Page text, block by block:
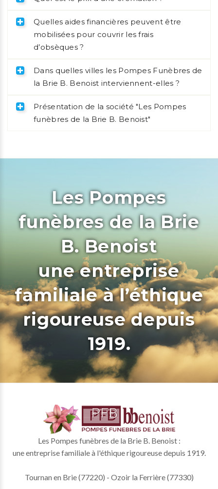
Quelles aides financières peuvent être
mobilisées pour couvrir les frais
d’obsèques ?
Dans quelles villes les Pompes Funèbres de
la Brie B. Benoist interviennent-elles ?
Présentation de la société "Les Pompes
funèbres de la Brie B. Benoist"
Les Pompes
funèbres de la Brie
B. Benoist
une entreprise
familiale à l’éthique
rigoureuse depuis
1919.
Les Pompes funèbres de la Brie B. Benoist :
une entreprise familiale à l'éthique rigoureuse depuis 1919.
Tournan en Brie (77220) - Ozoir la Ferrière (77330)